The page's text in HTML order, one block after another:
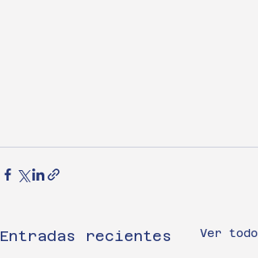
Entradas recientes Ver todo